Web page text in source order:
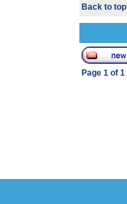
Back to top
Page 1 of 1